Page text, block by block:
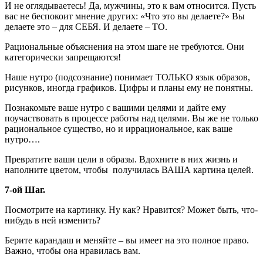
И не оглядываетесь! Да, мужчины, это к вам относится. Пусть
вас не беспокоит мнение других: «Что это вы делаете?» Вы
делаете это – для СЕБЯ. И делаете – ТО.
Рациональные объяснения на этом шаге не требуются. Они
категорически запрещаются!
Наше нутро (подсознание) понимает ТОЛЬКО язык образов,
рисунков, иногда графиков. Цифры и планы ему не понятны.
Познакомьте ваше нутро с вашими целями и дайте ему
поучаствовать в процессе работы над целями. Вы же не только
рациональное существо, но и иррациональное, как ваше
нутро….
Превратите ваши цели в образы. Вдохните в них жизнь и
наполните цветом, чтобы получилась ВАША картина целей.
7-ой Шаг.
Посмотрите на картинку. Ну как? Нравится? Может быть, что-
нибудь в ней изменить?
Берите карандаш и меняйте – вы имеет на это полное право.
Важно, чтобы она нравилась вам.